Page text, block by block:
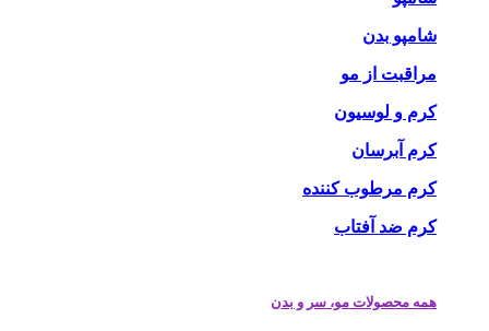
شامپو بدن
مراقبت از مو
کرم و لوسیون
کرم آبرسان
کرم مرطوب کننده
کرم ضد آفتاب
همه محصولات مو، سر و بدن